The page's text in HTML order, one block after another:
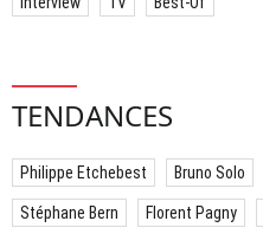
TENDANCES
Philippe Etchebest Bruno Solo
Stéphane Bern Florent Pagny